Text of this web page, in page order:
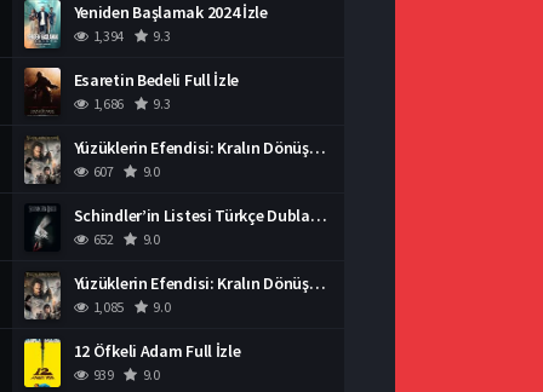
Yeniden Başlamak 2024 İzle
1,394 9.3
Esaretin Bedeli Full İzle
1,686 9.3
Yüzüklerin Efendisi: Kralın Dönüşü İzle
607 9.0
Schindler’in Listesi Türkçe Dublaj İzle
652 9.0
Yüzüklerin Efendisi: Kralın Dönüşü İzle
1,085 9.0
12 Öfkeli Adam Full İzle
939 9.0